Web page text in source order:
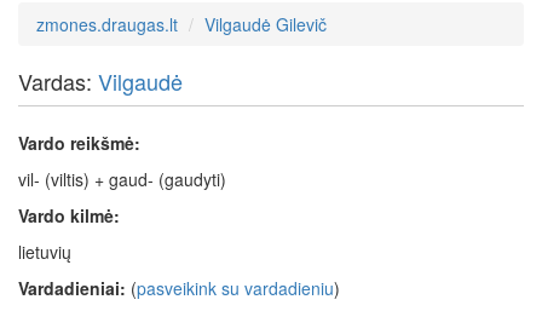
zmones.draugas.lt Vilgaudė Gilevič
Vardas: Vilgaudė
Vardo reikšmė:
vil- (viltis) + gaud- (gaudyti)
Vardo kilmė:
lietuvių
Vardadieniai: (pasveikink su vardadieniu)